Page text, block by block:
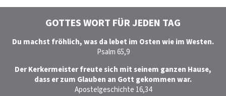
GOTTES WORT FÜR JEDEN TAG
Du machst fröhlich, was da lebet im Osten wie im Westen.
Psalm 65,9
Der Kerkermeister freute sich mit seinem ganzen Hause,
dass er zum Glauben an Gott gekommen war.
Apostelgeschichte 16,34